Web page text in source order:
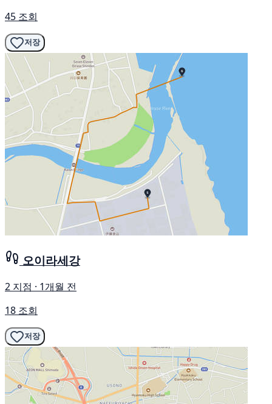
45 조회
저장
오이라세강
2 지점 · 1개월 전
18 조회
저장